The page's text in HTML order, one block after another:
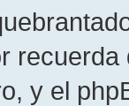
y el